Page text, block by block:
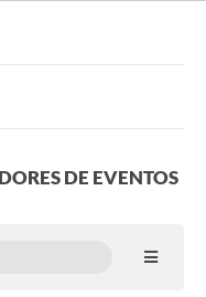
DE EVENTOS